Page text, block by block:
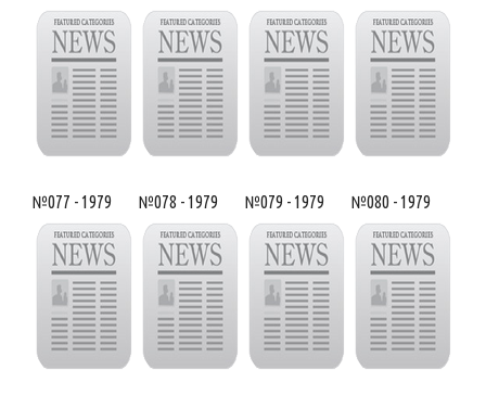
№077 - 1979 №078 - 1979 №079 - 1979 №080 - 1979